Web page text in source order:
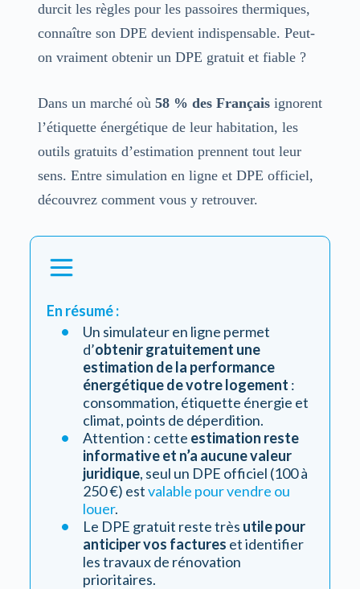
durcit les règles pour les passoires thermiques,
connaître son DPE devient indispensable. Peut-
on vraiment obtenir un DPE gratuit et fiable ?
Dans un marché où 58 % des Françaisignorent
l’étiquette énergétique de leur habitation, les
outils gratuits d’estimation prennent tout leur
sens. Entre simulation en ligne et DPE officiel,
découvrez comment vous y retrouver.
En résumé :
Un simulateur en ligne permet
d’obtenir gratuitement une
estimation de la performance
énergétique de votre logement :
consommation, étiquette énergie et
climat, points de déperdition.
Attention : cette estimation reste
informative et n’a aucune valeur
juridique, seul un DPE officiel (100 à
250 €) estvalable pour vendre ou
louer.
Le DPE gratuit reste très utile pour
anticiper vos factures et identifier
les travaux de rénovation
prioritaires.